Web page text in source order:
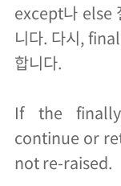
except나 else
니다. 다시,
합니다.
If the
continue or
not re-raised.